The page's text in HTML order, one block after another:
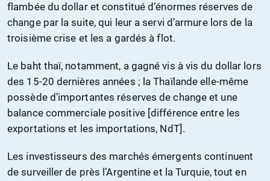
flambée du dollar et constitué d’énormes réserves de
change par la suite, qui leur a servi d’armure lors de la
troisième crise et les a gardés à flot.
Le baht thaï, notamment, a gagné vis à vis du dollar lors
des 15-20 dernières années ; la Thaïlande elle-même
possède d’importantes réserves de change et une
balance commerciale positive [différence entre les
exportations et les importations, NdT].
Les investisseurs des marchés émergents continuent
de surveiller de près l’Argentine et la Turquie, tout en